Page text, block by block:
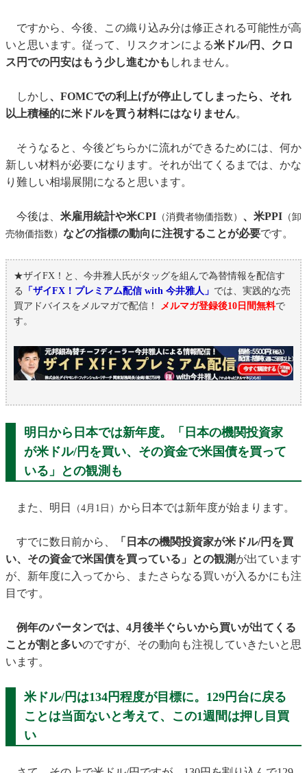
ですから、今後、この織り込み分は修正される可能性が高
いと思います。従って、リスクオンによる米ドル/円、クロ
ス円での円安はもう少し進むかも しれません。
しかし、FOMCでの利上げが停止してしまったら、それ
以上積極的に米ドルを買う材料にはなりません。
そうなると、今後どちらかに流れができるためには、何か
新しい材料が必要になります。それが出てくるまでは、かな
り難しい相場展開になると思います。
今後は、 米雇用統計や米CPI （消費者物価指数） 、米PPI （卸
売物価指数） などの指標の動向に注視することが必要です。
★ザイFX！と、今井雅人氏がタッグを組んで為替情報を配信す
る
「ザイFX！プレミアム配信 with 今井雅人」 では、実践的な売
買アドバイスをメルマガで配信！
メルマガ登録後10日間無料で
す。
明日から日本では新年度。「日本の機関投資家
が米ドル/円を買い、その資金で米国債を買って
いる」との観測も
また、明日 （4月1日） から日本では新年度が始まります。
すでに数日前から、
「日本の機関投資家が米ドル/円を買
い、その資金で米国債を買っている」との観測 が出ています
が、新年度に入ってから、またさらなる買いが入るかにも注
目です。
例年のパータンでは、4月後半ぐらいから買いが出てくる
ことが割と多いのですが、その動向も注視していきたいと思
います。
米ドル/円は134円程度が目標に。129円台に戻る
ことは当面ないと考えて、この1週間は押し目買
い